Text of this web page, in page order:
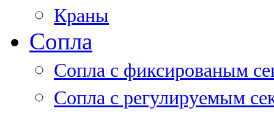
Краны
Сопла
Cопла с фиксированым
Сопла с регулируемым